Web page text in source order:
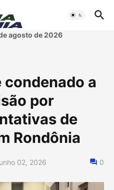
agosto de 2026
condenado a
por
de
Rondônia
02, 2026 0